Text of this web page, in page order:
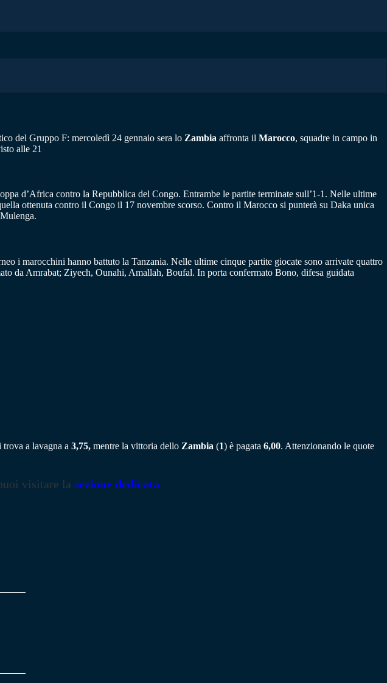
del Gruppo F: mercoledì 24 gennaio sera lo Zambia affronta il Marocco, squadre in campo in
alle 21
d’Africa contro la Repubblica del Congo. Entrambe le partite terminate sull’1-1. Nelle ultime
ottenuta contro il Congo il 17 novembre scorso. Contro il Marocco si punterà su Daka unica
i marocchini hanno battuto la Tanzania. Nelle ultime cinque partite giocate sono arrivate quattro
da Amrabat; Ziyech, Ounahi, Amallah, Boufal. In porta confermato Bono, difesa guidata
trova a lavagna a 3,75, mentre la vittoria dello Zambia (1) è pagata 6,00. Attenzionando le quote
visitare la sezione dedicata